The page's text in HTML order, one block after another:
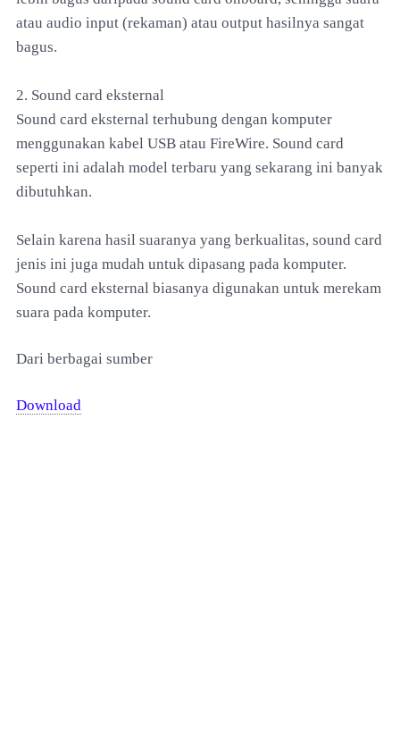
atau audio input (rekaman) atau output hasilnya sangat
bagus.
2. Sound card eksternal
Sound card eksternal terhubung dengan komputer
menggunakan kabel USB atau FireWire. Sound card
seperti ini adalah model terbaru yang sekarang ini banyak
dibutuhkan.
Selain karena hasil suaranya yang berkualitas, sound card
jenis ini juga mudah untuk dipasang pada komputer.
Sound card eksternal biasanya digunakan untuk merekam
suara pada komputer.
Dari berbagai sumber
Download